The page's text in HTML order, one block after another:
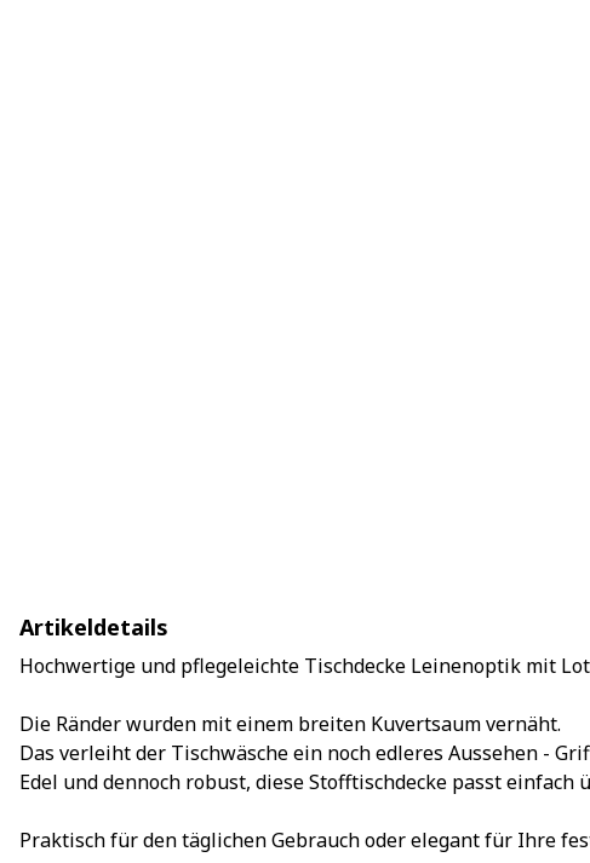
Artikeldetails
Hochwertige und pflegeleichte Tischdecke Leinenoptik mit
Die Ränder wurden mit einem breiten Kuvertsaum vernäht.
Das verleiht der Tischwäsche ein noch edleres Aussehen -
Edel und dennoch robust, diese Stofftischdecke passt einfach
Praktisch für den täglichen Gebrauch oder elegant für Ihre